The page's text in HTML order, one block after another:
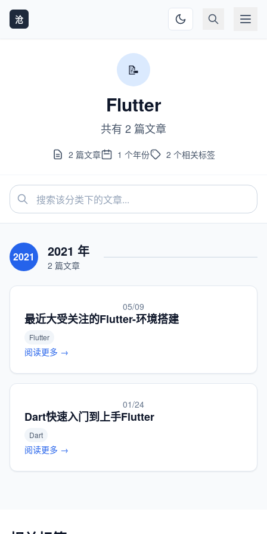
沧
📝
Flutter
共有 2 篇文章
2 篇文章 1 个年份 2 个相关标签
2021 2021 年
2 篇文章
05/09
最近大受关注的Flutter-环境搭建
Flutter
阅读更多 →
01/24
Dart快速入门到上手Flutter
Dart
阅读更多 →